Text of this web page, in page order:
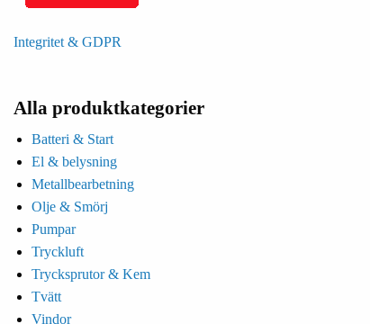
Integritet & GDPR
Alla produktkategorier
Batteri & Start
El & belysning
Metallbearbetning
Olje & Smörj
Pumpar
Tryckluft
Trycksprutor & Kem
Tvätt
Vindor